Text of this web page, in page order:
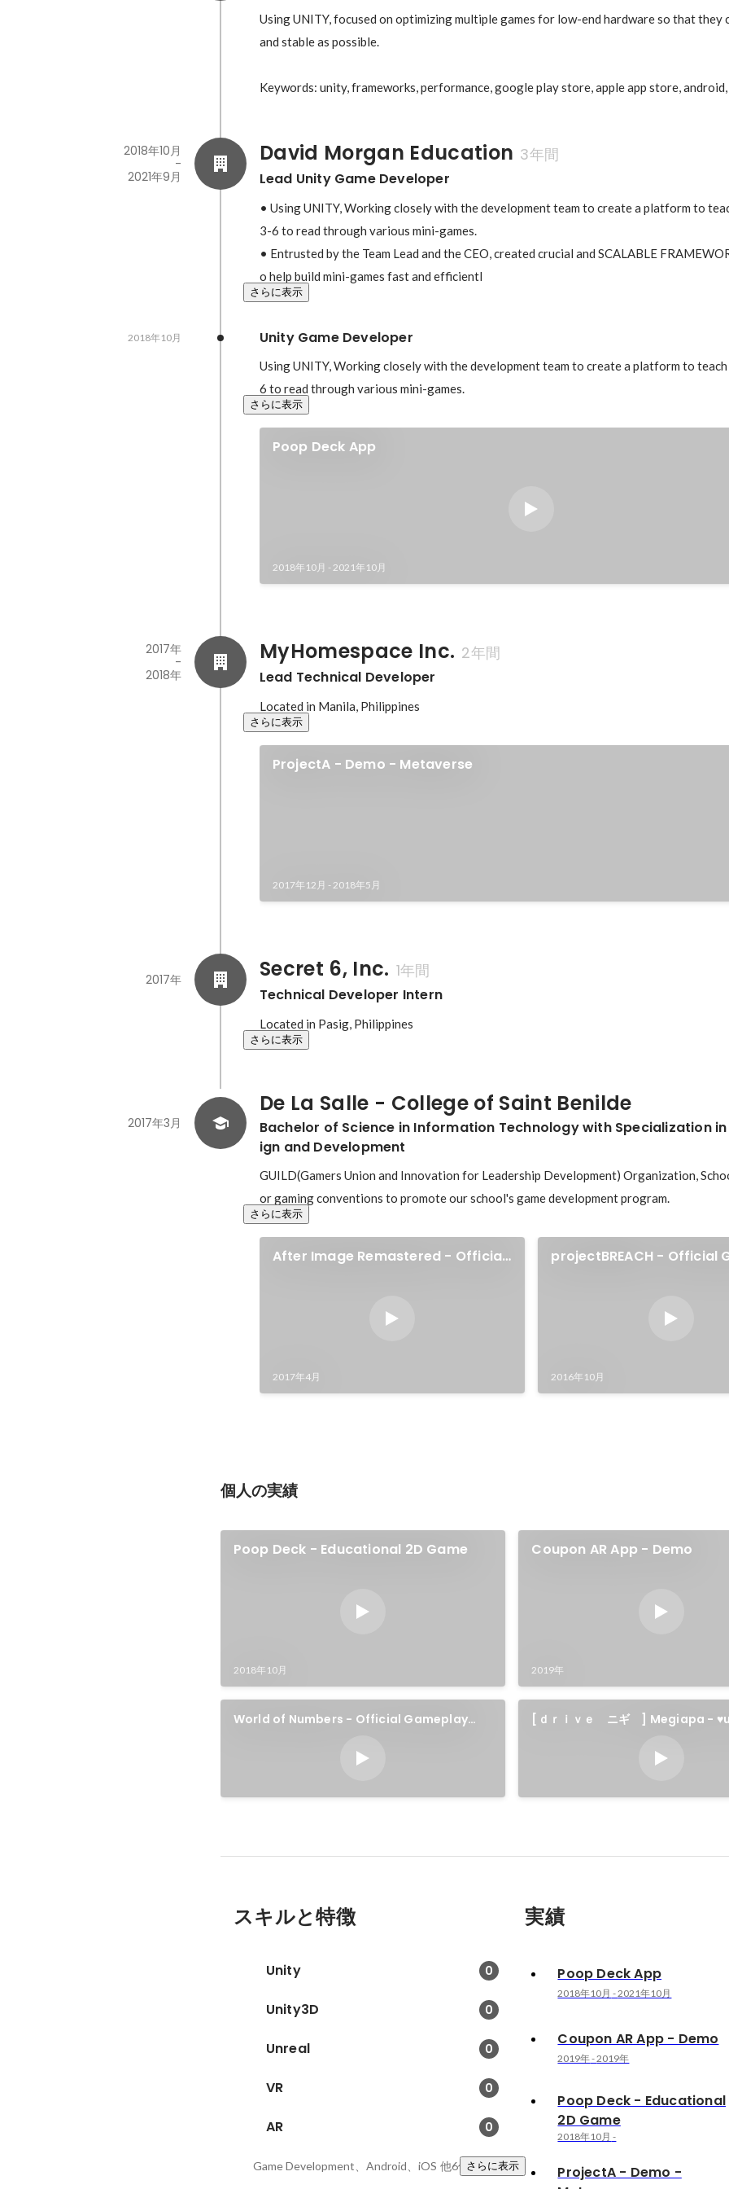
Using UNITY, focused on optimizing multiple games for low-end hardware so that they
and stable as possible.
Keywords: unity, frameworks, performance, google play store, apple app store, android,
David Morgan Education 3年間
Lead Unity Game Developer
2018年10月
-
2021年9月
• Using UNITY, Working closely with the development team to create a platform to
3-6 to read through various mini-games.
• Entrusted by the Team Lead and the CEO, created crucial and SCALABLE
o help build mini-games fast and efficientl
さらに表示
Unity Game Developer
2018年10月
Using UNITY, Working closely with the development team to create a platform to
6 to read through various mini-games.
さらに表示
Poop Deck App
2018年10月 -2021年10月
MyHomespace Inc. 2年間
Lead Technical Developer
2017年
-
2018年
Located in Manila, Philippines
さらに表示
ProjectA - Demo - Metaverse
2017年12月 -2018年5月
Secret 6, Inc. 1年間
Technical Developer Intern
2017年
Located in Pasig, Philippines
さらに表示
De La Salle - College of Saint Benilde
Bachelor of Science in Information Technology with Specialization in
ign and Development
2017年3月
GUILD(Gamers Union and Innovation for Leadership Development) Organization,
or gaming conventions to promote our school's game development program.
さらに表示
After Image Remastered - Official
2017年4月
projectBREACH - Official
2016年10月
個人の実績
Poop Deck - Educational 2D Game
2018年10月
Coupon AR App - Demo
2019年
World of Numbers - Official Gameplay
[ｄｒｉｖｅ ニギ゠] Megiapa -
スキルと特徴
Unity 0
Unity3D 0
Unreal 0
VR 0
AR 0
Game Development、Android、iOS 他6件さらに表示
実績
Poop Deck App
2018年10月 -2021年10月
Coupon AR App - Demo
2019年-2019年
Poop Deck - Educational
2D Game
2018年10月 -
ProjectA - Demo -